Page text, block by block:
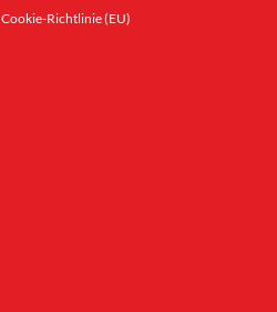
Cookie-Richtlinie (EU)